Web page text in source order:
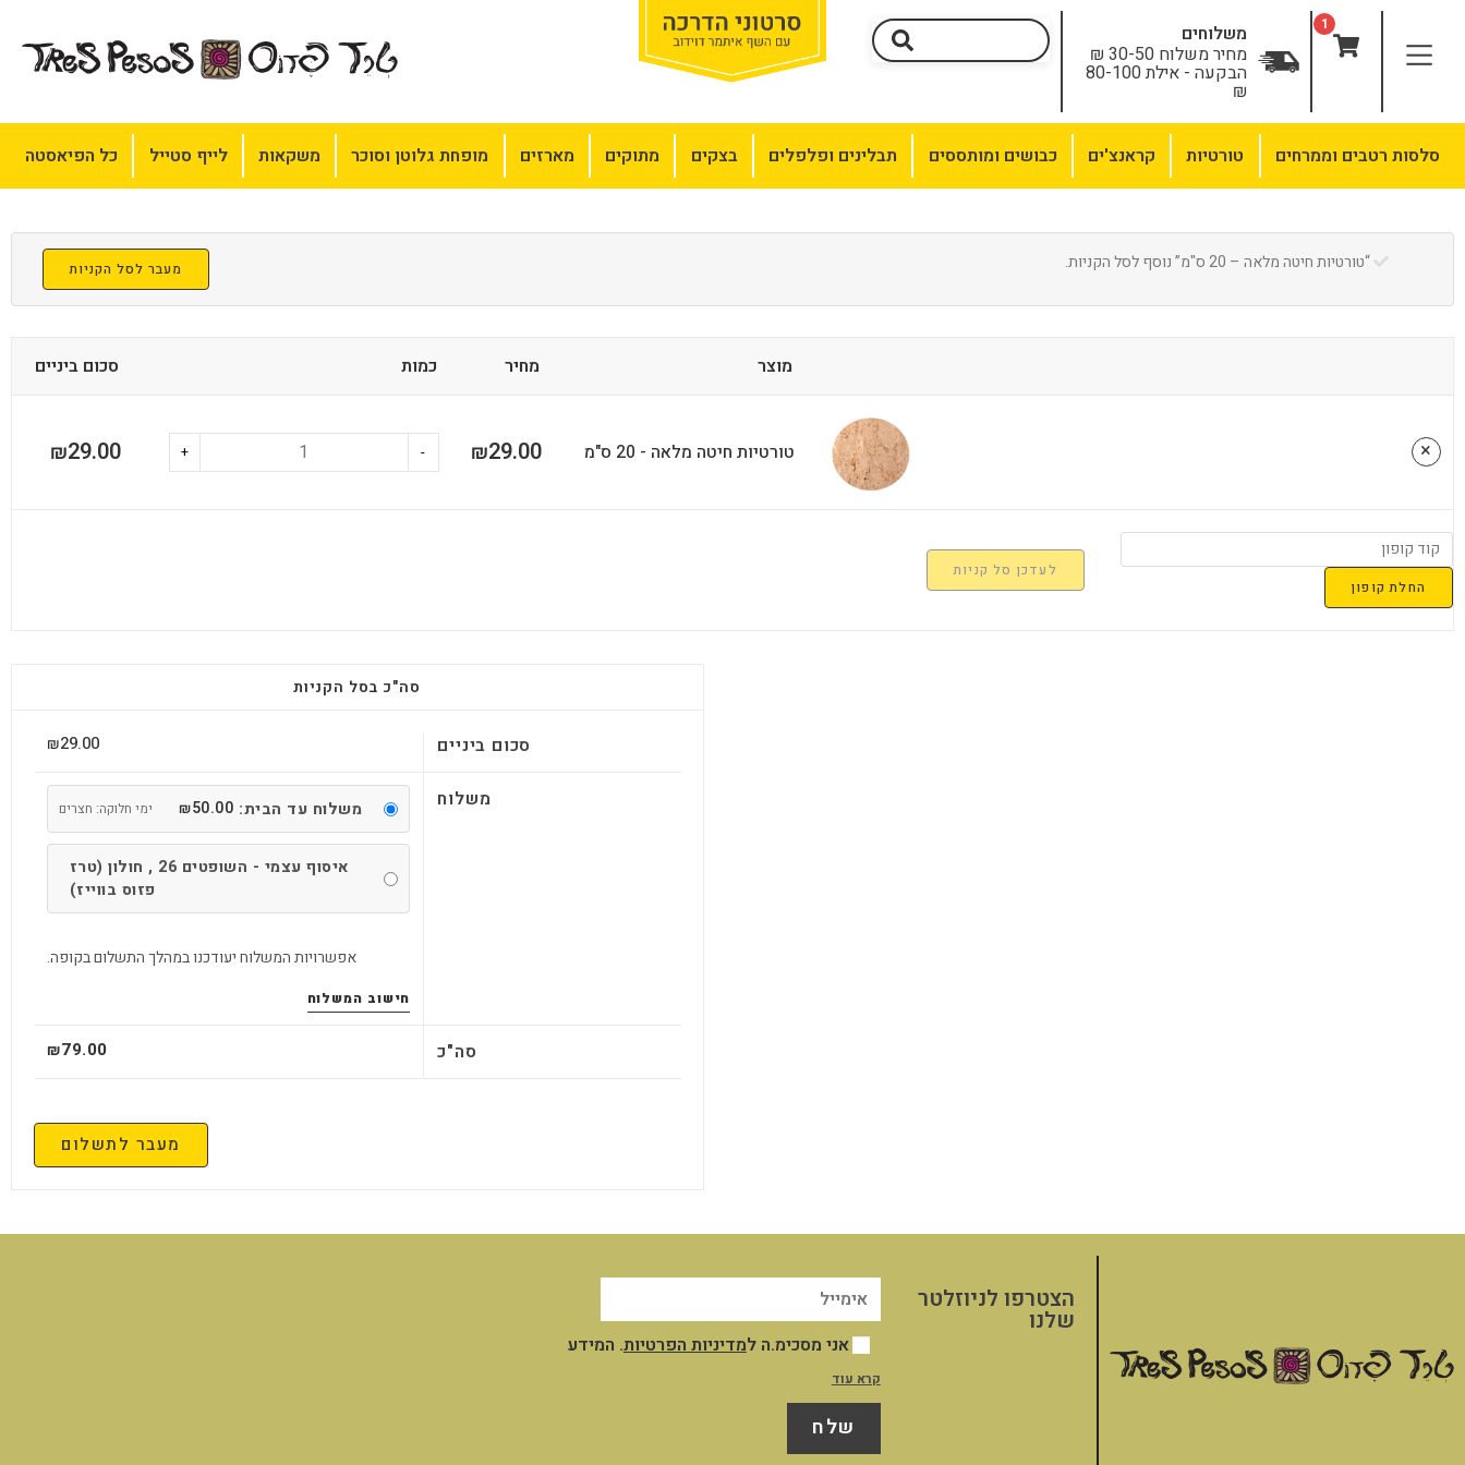
1 משלוחים
מחיר משלוח 30-50 ₪
הבקעה - אילת 80-100
₪
סלסות רטבים וממרחים טורטיות קראנצ'ים כבושים ומותססים תבלינים ופלפלים בצקים מתוקים מארזים מופחת גלוטן וסוכר משקאות לייף סטייל כל הפיאסטה
“טורטיות חיטה מלאה – 20 ס"מ” נוסף לסל הקניות. מעבר לסל הקניות
מוצר מחיר כמות סכום ביניים
× טורטיות חיטה מלאה - 20 ס"מ ₪29.00
-
+
₪29.00
החלת קופון
לעדכן סל קניות
סה"כ בסל הקניות
סכום ביניים ₪29.00
משלוח משלוח עד הבית: ₪50.00 ימי חלוקה: חצרים
איסוף עצמי - השופטים 26 , חולון (טרז
פזוס בווייז)
אפשרויות המשלוח יעודכנו במהלך התשלום בקופה.
חישוב המשלוח
סה"כ ₪79.00
מעבר לתשלום
הצטרפו לניוזלטר
שלנו
אני מסכימ.ה למדיניות הפרטיות. המידע
שייאסף אודותיי במסגרת השימוש שלי באתר
יישמר במאגר המידע שבשליטת החברה לצורך
ניהול וייעול השירות והקשר עמי, לצרכים
תפעוליים ושיווקיים כמפורט במדיניות
קרא עוד
שלח